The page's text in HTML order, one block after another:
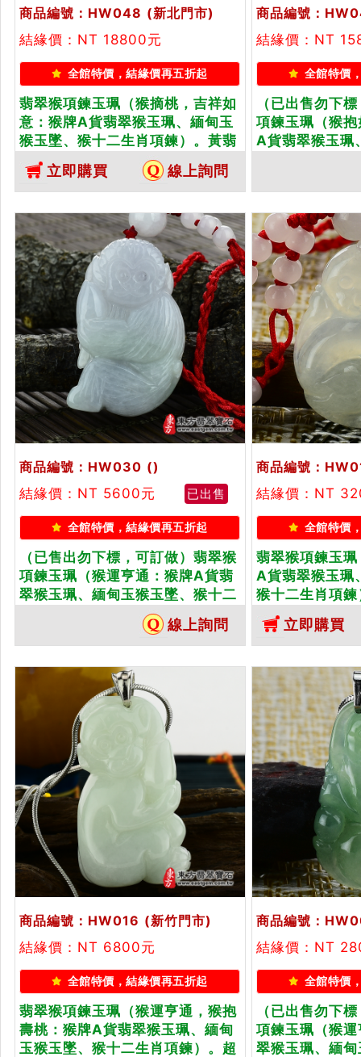
商品編號：HW048 (新北門市)
結緣價：NT 18800元
全館特價，結緣價再五折起
翡翠猴項鍊玉珮（猴摘桃，吉祥如
意：猴牌A貨翡翠猴玉珮、緬甸玉
猴玉墜、猴十二生肖項鍊）。黃翡
猴，HW048。客製化訂做各種翡
翠猴吊墜玉珮項鍊。★附A貨翡翠
雙證書
立即購買 線上詢問
商品編號：
結緣價：NT
全館特價
（已出售勿下
項鍊玉珮（猴
A貨翡翠猴玉珮
化訂做各種翡
★附A貨翡翠雙
商品編號：HW030 ()
結緣價：NT 5600元
已出售
全館特價，結緣價再五折起
（已售出勿下標，可訂做）翡翠猴
項鍊玉珮（猴運亨通：猴牌A貨翡
翠猴玉珮、緬甸玉猴玉墜、猴十二
生肖項鍊）。白底青猴，
HW030。客製化訂做各種翡翠猴
吊墜玉珮項鍊。★附A貨翡翠雙證
書
線上詢問
商品編號：
結緣價：NT
全館特價
翡翠猴項鍊玉
A貨翡翠猴玉珮
猴十二生肖項
猴，HW012。
翠猴吊墜玉珮
雙證書
立即購買
商品編號：HW016 (新竹門市)
結緣價：NT 6800元
全館特價，結緣價再五折起
翡翠猴項鍊玉珮（猴運亨通，猴抱
壽桃：猴牌A貨翡翠猴玉珮、緬甸
玉猴玉墜、猴十二生肖項鍊）。超
商品編號：
結緣價：NT
全館特價
（已出售勿下
項鍊玉珮（猴
翠猴玉珮、緬